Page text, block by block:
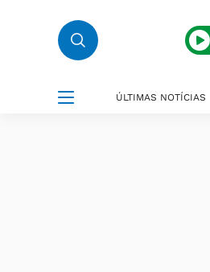
ÚLTIMAS NOTÍCIAS